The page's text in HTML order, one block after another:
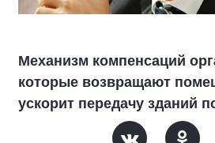
Механизм компенсаций
которые возвращают
ускорит передачу зданий